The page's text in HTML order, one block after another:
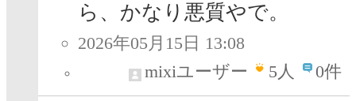
ら、かなり悪質やで。
2026年05月15日 13:08
mixiユーザー
5人 0件